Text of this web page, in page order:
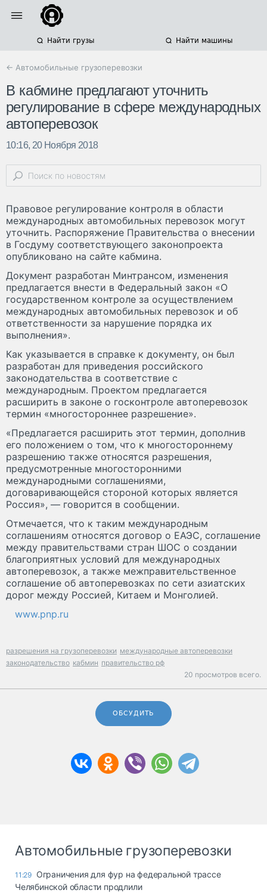
Найти грузы Найти машины
← Автомобильные грузоперевозки
В кабмине предлагают уточнить
регулирование в сфере международных
автоперевозок
10:16, 20 Ноября 2018
Правовое регулирование контроля в области
международных автомобильных перевозок могут
уточнить. Распоряжение Правительства о внесении
в Госдуму соответствующего законопроекта
опубликовано на сайте кабмина.
Документ разработан Минтрансом, изменения
предлагается внести в Федеральный закон «О
государственном контроле за осуществлением
международных автомобильных перевозок и об
ответственности за нарушение порядка их
выполнения».
Как указывается в справке к документу, он был
разработан для приведения российского
законодательства в соответствие с
международным. Проектом предлагается
расширить в законе о госконтроле автоперевозок
термин «многостороннее разрешение».
«Предлагается расширить этот термин, дополнив
его положением о том, что к многостороннему
разрешению также относятся разрешения,
предусмотренные многосторонними
международными соглашениями,
договаривающейся стороной которых является
Россия», — говорится в сообщении.
Отмечается, что к таким международным
соглашениям относятся договор о ЕАЭС, соглашение
между правительствами стран ШОС о создании
благоприятных условий для международных
автоперевозок, а также межправительственное
соглашение об автоперевозках по сети азиатских
дорог между Россией, Китаем и Монголией.
www.pnp.ru
разрешения на грузоперевозки международные автоперевозки
законодательство кабмин правительство рф
20 просмотров всего.
ОБСУДИТЬ
Автомобильные грузоперевозки
11:29 Ограничения для фур на федеральной трассе
Челябинской области продлили